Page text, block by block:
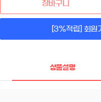
장바구니
[3%적립] 회원
상품설명